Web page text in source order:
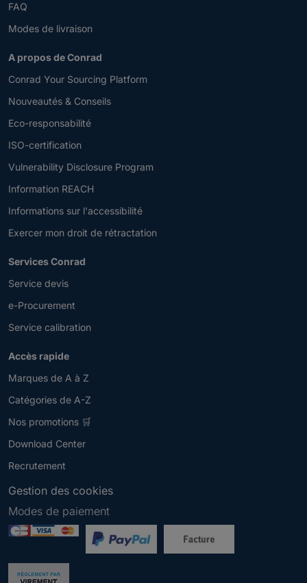
FAQ
Modes de livraison
A propos de Conrad
Conrad Your Sourcing Platform
Nouveautés & Conseils
Eco-responsabilité
ISO-certification
Vulnerability Disclosure Program
Information REACH
Informations sur l'accessibilité
Exercer mon droit de rétractation
Services Conrad
Service devis
e-Procurement
Service calibration
Accès rapide
Marques de A à Z
Catégories de A-Z
Nos promotions 🛒
Download Center
Recrutement
Gestion des cookies
Newsletter
e
Modes de paiement